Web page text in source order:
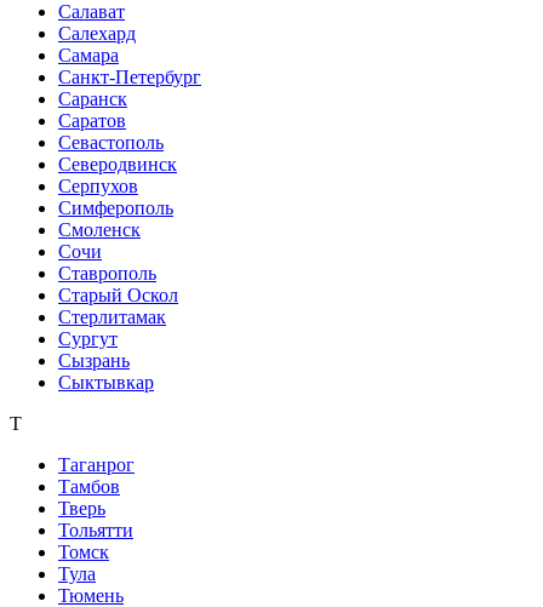
Салават
Салехард
Самара
Санкт-Петербург
Саранск
Саратов
Севастополь
Северодвинск
Серпухов
Симферополь
Смоленск
Сочи
Ставрополь
Старый Оскол
Стерлитамак
Сургут
Сызрань
Сыктывкар
Т
Таганрог
Тамбов
Тверь
Тольятти
Томск
Тула
Тюмень